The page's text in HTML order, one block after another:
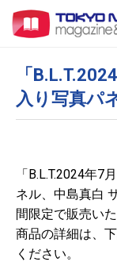
「
入り写真パ
「B.L.T.2024年
ネル、中島真白
間限定で販売いた
商品の詳細は、
ください。